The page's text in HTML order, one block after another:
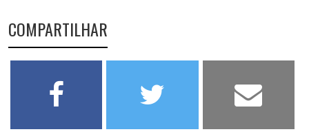
COMPARTILHAR